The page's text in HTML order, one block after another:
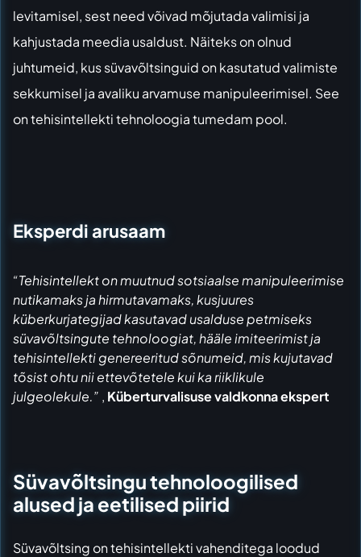
levitamisel, sest need võivad mõjutada valimisi ja
kahjustada meedia usaldust. Näiteks on olnud
juhtumeid, kus süvavõltsinguid on kasutatud valimiste
sekkumisel ja avaliku arvamuse manipuleerimisel. See
on tehisintellekti tehnoloogia tumedam pool.
Eksperdi arusaam
“Tehisintellekt on muutnud sotsiaalse manipuleerimise
nutikamaks ja hirmutavamaks, kusjuures
küberkurjategijad kasutavad usalduse petmiseks
süvavõltsingute tehnoloogiat, hääle imiteerimist ja
tehisintellekti genereeritud sõnumeid, mis kujutavad
tõsist ohtu nii ettevõtetele kui ka riiklikule
julgeolekule.” , Küberturvalisuse valdkonna ekspert
Süvavõltsingu tehnoloogilised
alused ja eetilised piirid
Süvavõltsing on tehisintellekti vahenditega loodud